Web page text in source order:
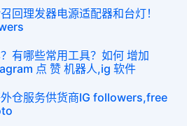
回理发器电源适配器和台灯！
有哪些常用工具？如何 增加
点 赞 机器人,ig 软件
仓服务供货商IG followers,free